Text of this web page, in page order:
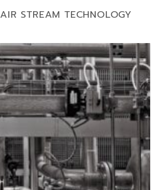
AIR STREAM TECHNOLOGY